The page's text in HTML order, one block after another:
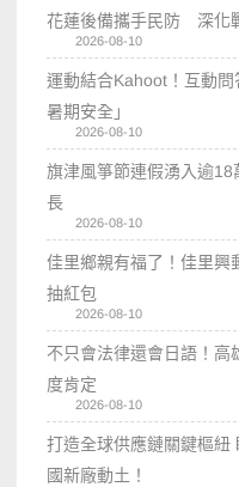
花蓮後備攜手民防 深化
2026-08-10
運動結合Kahoot！互動
暑期安全」
2026-08-10
旗津風箏節連假湧入逾
長
2026-08-10
佳里鄉親有福了！佳里
抽紅包
2026-08-10
不只會法律還會日語！高
度肯定
2026-08-10
打造全球供應鏈關鍵樞紐
國新廠動土！